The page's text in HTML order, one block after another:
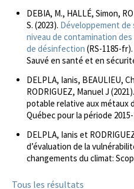
DEBIA, M., HALLÉ, Simon,
S. (2023). Développement
niveau de contamination
de désinfection (RS-1185-
Sauvé en santé et en
DELPLA, Ianis, BEAULIEU,
RODRIGUEZ, Manuel J
potable relative aux métaux
Québec pour la période 2015-
DELPLA, Ianis et
d’évaluation de la
changements du climat:
Tous les résultats